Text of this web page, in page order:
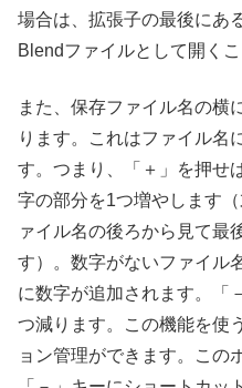
場合は、拡張子の最後にあ
Blendファイルとして開く
また、保存ファイル名の横
ります。これはファイル名
す。つまり、「＋」を押せ
字の部分を1つ増やします
ァイル名の後ろから見て最
す）。数字がないファイル
に数字が追加されます。「
つ減ります。この機能を使
ョン管理ができます。この